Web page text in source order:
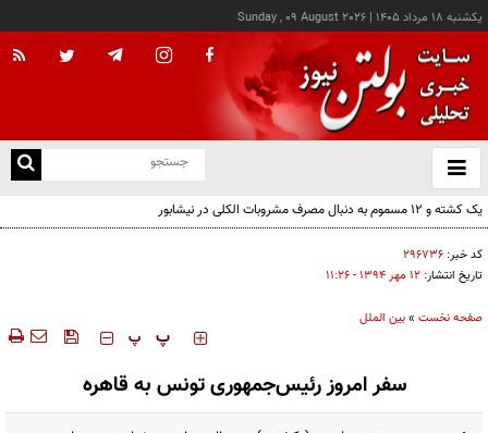
يکشنبه ۱۸ مرداد ۱۴۰۵ |
Sunday , 09 August 2026
باز
و
کد خبر: ۲۹۶۷۳۶
تاریخ انتشار: ۱۲ مهر ۱۳۹۴ - ۱۱:۲۶
صفحه نخست »بین الملل
‍‍‍ پ پ
سفر امروز رئیس‌جمهوری تونس به قاهره